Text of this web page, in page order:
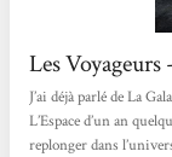
Les
J’ai déjà parlé de La
L’Espace d’un an
replonger dans